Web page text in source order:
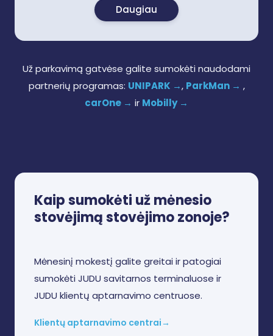
Daugiau
Už parkavimą gatvėse galite sumokėti naudodami
partnerių programas: UNIPARK →, ParkMan → ,
carOne → ir Mobilly →
Kaip sumokėti už mėnesio
stovėjimą stovėjimo zonoje?
Mėnesinį mokestį galite greitai ir patogiai
sumokėti JUDU savitarnos terminaluose ir
JUDU klientų aptarnavimo centruose.
Klientų aptarnavimo centrai→